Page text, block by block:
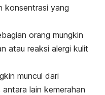
konsentrasi yang
orang mungkin
atau reaksi alergi kulit
muncul dari
lain kemerahan